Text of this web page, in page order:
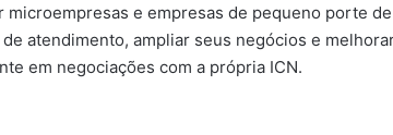
microempresas e empresas de pequeno porte
atendimento, ampliar seus negócios e
em negociações com a própria ICN.